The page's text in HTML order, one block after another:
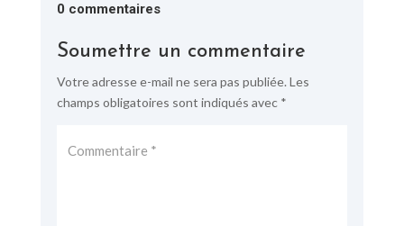
0 commentaires
Soumettre un commentaire
Votre adresse e-mail ne sera pas publiée. Les
champs obligatoires sont indiqués avec *